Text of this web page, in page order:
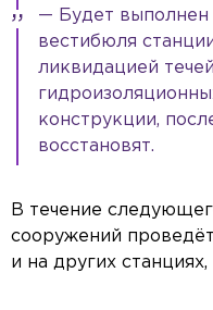
— Будет выполнен
вестибюля
ликвидацией
конструкции,
восстановят.
В течение
сооружений
и на других